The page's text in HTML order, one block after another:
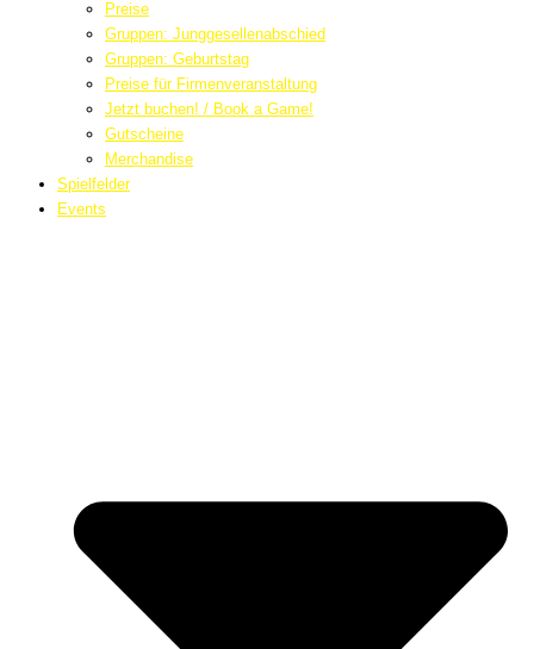
Preise
Gruppen: Junggesellenabschied
Gruppen: Geburtstag
Preise für Firmenveranstaltung
Jetzt buchen! / Book a Game!
Gutscheine
Merchandise
Spielfelder
Events